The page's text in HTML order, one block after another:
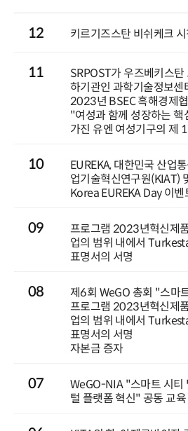
12 키르기즈스탄 비쉬케크
11
SRPOST가 우즈베키스
하기관인 과학기술정보
2023년 BSEC 흑해경제
"여성과 함께 성장하는
가진 유엔 여성기구의 제
10
EUREKA, 대한민국 산업
업기술혁신연구원(KIAT)
Korea EUREKA Day 이벤
09
프로그램 2023년혁신제
업의 범위 내에서
표명서의 서명
08
제6회 WeGO 총회 "스마
프로그램 2023년혁신제
업의 범위 내에서
표명서의 서명
자본금 증자
07
WeGO-NIA "스마트 시티
털 플랫폼 혁신" 공동 교